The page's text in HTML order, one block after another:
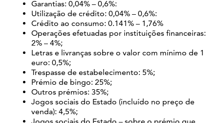
Garantias: 0,04% – 0,6%:
Utilização de crédito: 0,04% – 0,6%:
Crédito ao consumo: 0.141% – 1,76%
Operações efetuadas por instituições financeiras:
2% – 4%;
Letras e livranças sobre o valor com mínimo de 1
euro: 0,5%;
Trespasse de estabelecimento: 5%;
Prémio de bingo: 25%;
Outros prémios: 35%;
Jogos sociais do Estado (incluído no preço de
venda): 4,5%;